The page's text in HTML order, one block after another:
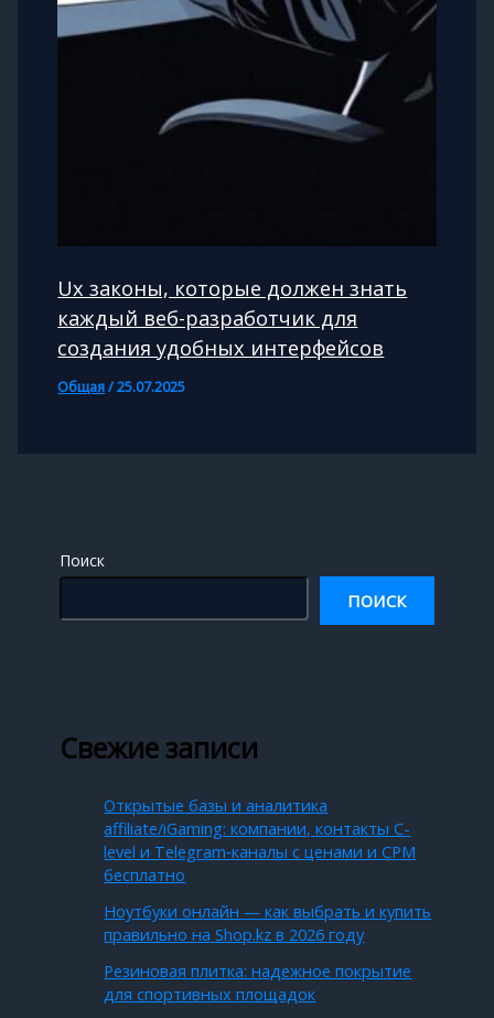
Ux законы, которые должен знать
каждый веб-разработчик для
создания удобных интерфейсов
Общая/25.07.2025
Поиск
ПОИСК
Свежие записи
Открытые базы и аналитика
affiliate/iGaming: компании, контакты C-
level и Telegram‑каналы с ценами и CPM
бесплатно
Ноутбуки онлайн — как выбрать и купить
правильно на Shop.kz в 2026 году
Резиновая плитка: надежное покрытие
для спортивных площадок